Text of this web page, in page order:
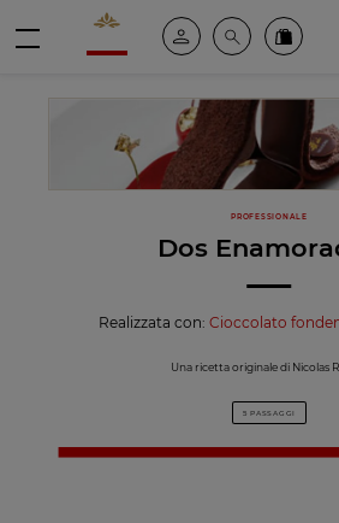
Valrhona - Imaginons le meilleur du chocolat
Il mio account
Cerca Ordinate
PROFESSIONALE
Dos
Realizzata con: Cioccolato
Una ricetta originale di Nicolas
5 PASSAGGI